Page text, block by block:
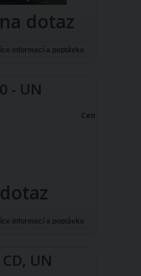
na dotaz
informací a poptávka
- UN
Cena:
dotaz
informací a poptávka
UN